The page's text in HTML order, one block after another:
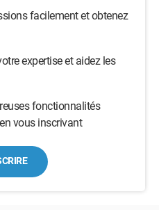
facilement et obtenez
expertise et aidez les
fonctionnalités
vous inscrivant